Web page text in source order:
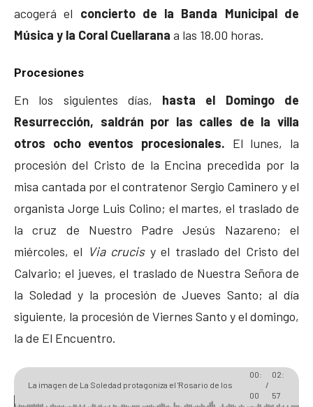
acogerá el concierto de la Banda Municipal de
Música y la Coral Cuellarana a las 18.00 horas.
Procesiones
En los siguientes días, hasta el Domingo de
Resurrección, saldrán por las calles de la villa
otros ocho eventos procesionales. El lunes, la
procesión del Cristo de la Encina precedida por la
misa cantada por el contratenor Sergio Caminero y el
organista Jorge Luis Colino; el martes, el traslado de
la cruz de Nuestro Padre Jesús Nazareno; el
miércoles, el Via crucisy el traslado del Cristo del
Calvario; el jueves, el traslado de Nuestra Señora de
la Soledad y la procesión de Jueves Santo; al día
siguiente, la procesión de Viernes Santo y el domingo,
la de El Encuentro.
La imagen de La Soledad protagoniza el 'Rosario de los
00:
00
/
02:
57